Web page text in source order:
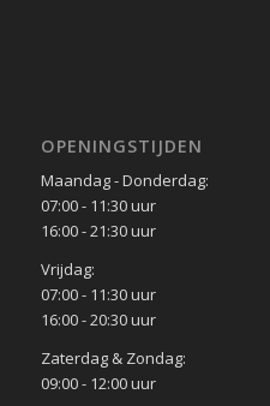
OPENINGSTIJDEN
Maandag - Donderdag:
07:00 - 11:30 uur
16:00 - 21:30 uur
Vrijdag:
07:00 - 11:30 uur
16:00 - 20:30 uur
Zaterdag & Zondag:
09:00 - 12:00 uur